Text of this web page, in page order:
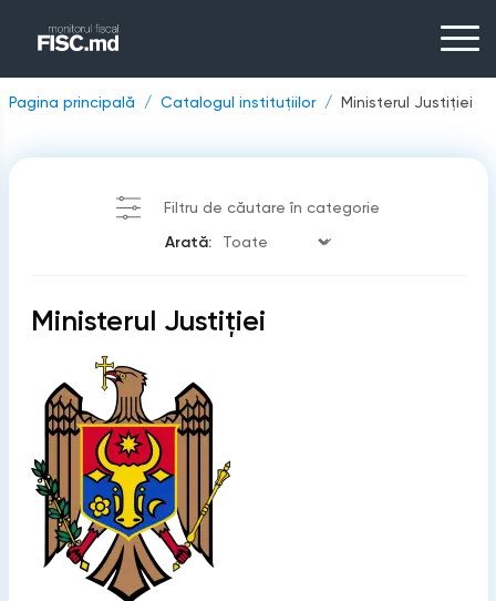
Pagina principală Catalogul instituțiilor Ministerul Justiției
Filtru de căutare în categorie
Arată:
Ministerul Justiției